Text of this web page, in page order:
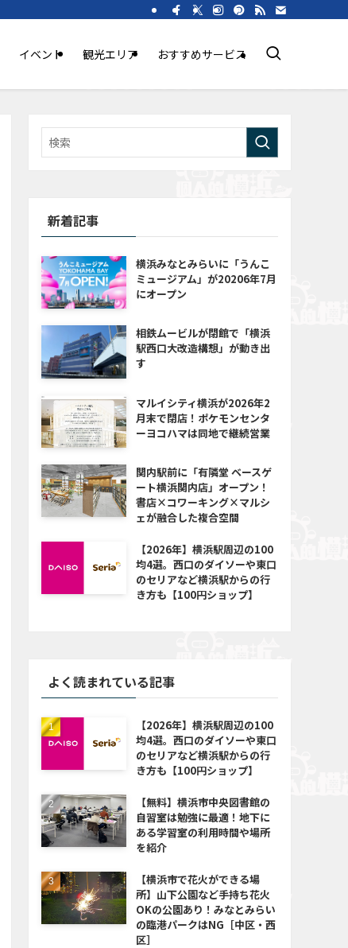
イベント 観光エリア おすすめサービス
新着記事
横浜みなとみらいに「うんこ
ミュージアム」が20206年7月
にオープン
相鉄ムービルが閉館で「横浜
駅西口大改造構想」が動き出
す
マルイシティ横浜が2026年2
月末で閉店！ポケモンセンタ
ーヨコハマは同地で継続営業
関内駅前に「有隣堂 ベースゲ
ート横浜関内店」オープン！
書店×コワーキング×マルシ
ェが融合した複合空間
【2026年】横浜駅周辺の100
均4選。西口のダイソーや東口
のセリアなど横浜駅からの行
き方も【100円ショップ】
よく読まれている記事
【2026年】横浜駅周辺の100
均4選。西口のダイソーや東口
のセリアなど横浜駅からの行
き方も【100円ショップ】
【無料】横浜市中央図書館の
自習室は勉強に最適！地下に
ある学習室の利用時間や場所
を紹介
【横浜市で花火ができる場
所】山下公園など手持ち花火
OKの公園あり！みなとみらい
の臨港パークはNG［中区・西
区］